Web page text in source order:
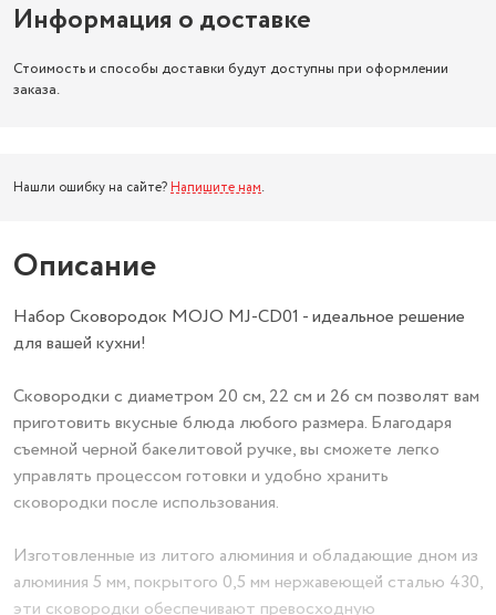
Информация о доставке
Стоимость и способы доставки будут доступны при оформлении
заказа.
Нашли ошибку на сайте? Напишите нам.
Описание
Набор Сковородок MOJO MJ-CD01 - идеальное решение
для вашей кухни!
Сковородки с диаметром 20 см, 22 см и 26 см позволят вам
приготовить вкусные блюда любого размера. Благодаря
съемной черной бакелитовой ручке, вы сможете легко
управлять процессом готовки и удобно хранить
сковородки после использования.
Изготовленные из литого алюминия и обладающие дном из
алюминия 5 мм, покрытого 0,5 мм нержавеющей сталью 430,
эти сковородки обеспечивают превосходную